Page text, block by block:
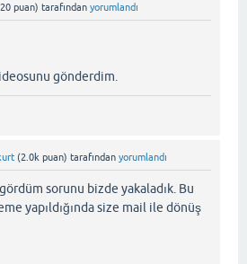
puan) tarafından yorumlandı
gönderdim.
(2.0k puan) tarafından yorumlandı
sorunu bizde yakaladık. Bu
yapıldığında size mail ile dönüş